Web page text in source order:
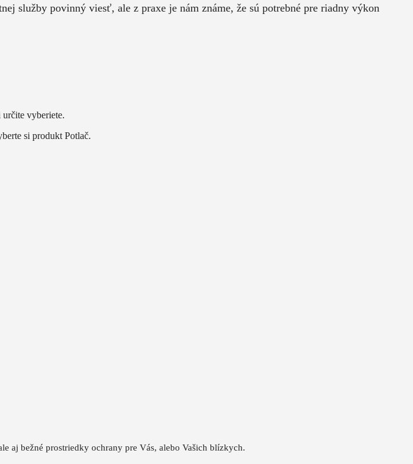
služby povinný viesť, ale z praxe je nám známe, že sú potrebné pre riadny výkon
vyberiete.
si produkt Potlač.
aj bežné prostriedky ochrany pre Vás, alebo Vašich blízkych.